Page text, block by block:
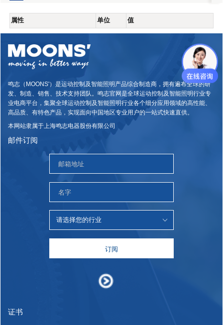
属性 单位 值
鸣志（MOONS'）是运动控制及智能照明产品综合制造商，拥有遍布全球的研
发、制造、销售、技术支持团队。鸣志官网是全球运动控制及智能照明行业专
业电商平台，集聚全球运动控制及智能照明行业各个细分应用领域的高性能、
高品质、有特色产品，实现面向中国地区专业用户的一站式快速直供。
本网站隶属于上海鸣志电器股份有限公司
邮件订阅
订阅
证书